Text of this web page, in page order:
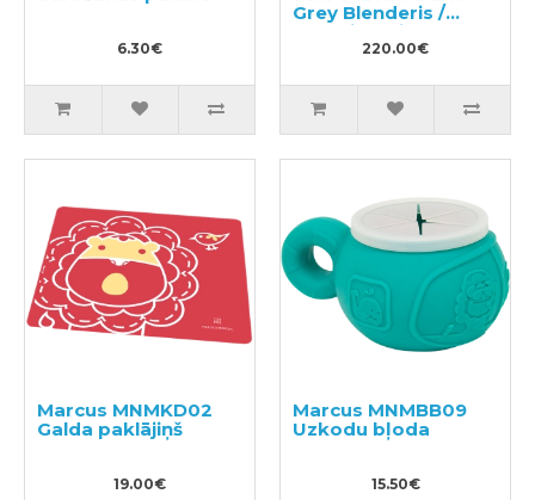
6.30€
Grey Blenderis /
smalcinātājs bērnu
pārtikai220.00€
Marcus MNMKD02
Galda paklājiņš
19.00€
Marcus MNMBB09
Uzkodu bļoda
15.50€